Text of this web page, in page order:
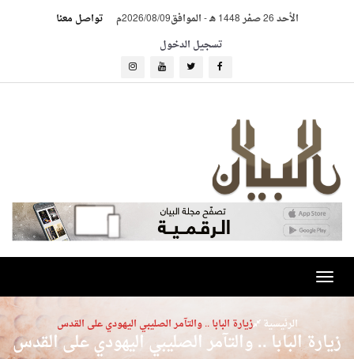
الأحد 26 صفر 1448 هـ -الموافق2026/08/09م
تواصل معنا
تسجيل الدخول
Toggle
navigation
الرئيسية زيارة البابا .. والتآمر الصليبي اليهودي على القدس
البابا .. والتآمر الصليبي اليهودي على القدس